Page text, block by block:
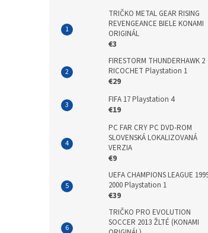
TRIČKO METAL GEAR RISING
REVENGEANCE BIELE KONAMI
ORIGINÁL
€3
FIRESTORM THUNDERHAWK 2
RICOCHET Playstation 1
€29
FIFA 17 Playstation 4
€19
PC FAR CRY PC DVD-ROM
SLOVENSKÁ LOKALIZOVANÁ
VERZIA
€9
UEFA CHAMPIONS LEAGUE
2000 Playstation 1
€39
TRIČKO PRO EVOLUTION
SOCCER 2013 ŽLTÉ (KONAMI